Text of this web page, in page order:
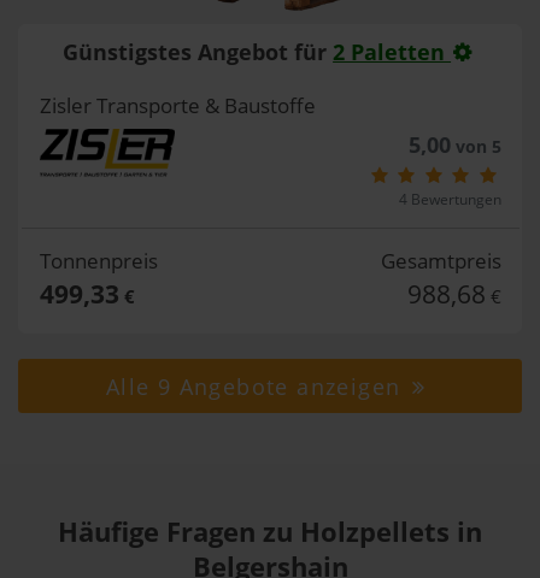
Günstigstes Angebot für 2 Paletten
Zisler Transporte & Baustoffe
5,00 von 5
4 Bewertungen
Tonnenpreis
499,33 €
Gesamtpreis
988,68 €
Alle 9 Angebote anzeigen
Häufige Fragen zu Holzpellets in
Belgershain